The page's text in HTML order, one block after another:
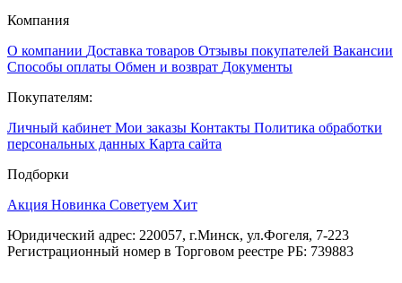
Компания
О компании Доставка товаров Отзывы покупателей Вакансии
Способы оплаты Обмен и возврат Документы
Покупателям:
Личный кабинет Мои заказы Контакты Политика обработки
персональных данных Карта сайта
Подборки
Акция Новинка Советуем Хит
Юридический адрес: 220057, г.Минск, ул.Фогеля, 7-223
Регистрационный номер в Торговом реестре РБ: 739883